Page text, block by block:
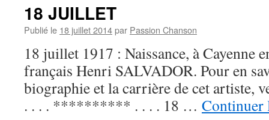
18 JUILLET
Publié le 18 juillet 2014par Passion Chanson
18 juillet 1917 : Naissance, à Cayenne
français Henri SALVADOR. Pour en
biographie et la carrière de cet artiste,
. . . . ********** . . . . 18 …